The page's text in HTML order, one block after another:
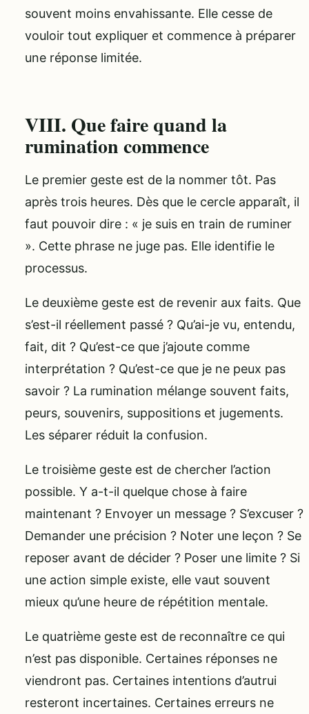
souvent moins envahissante. Elle cesse de
vouloir tout expliquer et commence à préparer
une réponse limitée.
VIII. Que faire quand la
rumination commence
Le premier geste est de la nommer tôt. Pas
après trois heures. Dès que le cercle apparaît, il
faut pouvoir dire : « je suis en train de ruminer
». Cette phrase ne juge pas. Elle identifie le
processus.
Le deuxième geste est de revenir aux faits. Que
s’est-il réellement passé ? Qu’ai-je vu, entendu,
fait, dit ? Qu’est-ce que j’ajoute comme
interprétation ? Qu’est-ce que je ne peux pas
savoir ? La rumination mélange souvent faits,
peurs, souvenirs, suppositions et jugements.
Les séparer réduit la confusion.
Le troisième geste est de chercher l’action
possible. Y a-t-il quelque chose à faire
maintenant ? Envoyer un message ? S’excuser ?
Demander une précision ? Noter une leçon ? Se
reposer avant de décider ? Poser une limite ? Si
une action simple existe, elle vaut souvent
mieux qu’une heure de répétition mentale.
Le quatrième geste est de reconnaître ce qui
n’est pas disponible. Certaines réponses ne
viendront pas. Certaines intentions d’autrui
resteront incertaines. Certaines erreurs ne